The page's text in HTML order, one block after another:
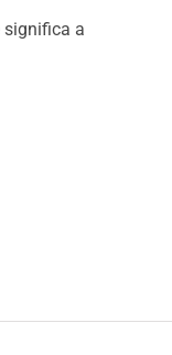
significa a